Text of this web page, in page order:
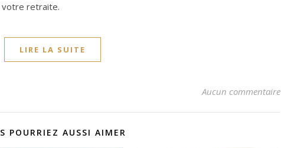
votre retraite.
LIRE LA SUITE
Aucun commentaire
POURRIEZ AUSSI AIMER